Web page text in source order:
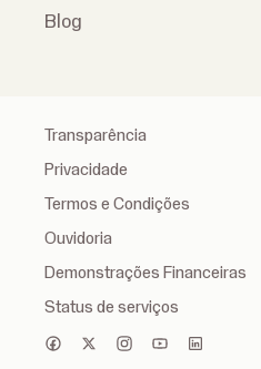
Blog
Transparência
Privacidade
Termos e Condições
Ouvidoria
Demonstrações Financeiras
Status de serviços